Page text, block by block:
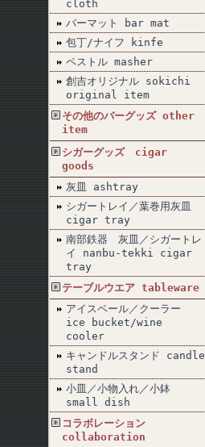
cloth
バーマット bar mat
包丁/ナイフ kinfe
ペストル masher
創吉オリジナル sokichi
original item
その他のバーグッズ other
item
シガーグッズ cigar
goods
灰皿 ashtray
シガートレイ／葉巻用灰皿
cigar tray
南部鉄器 灰皿／シガートレ
イ nanbu-tekki cigar
tray
テーブルウエア tableware
アイスペール／クーラー
ice bucket/wine
cooler
キャンドルスタンド candle
stand
小皿／小物入れ／小鉢
small dish
コラボレーション
collaboration